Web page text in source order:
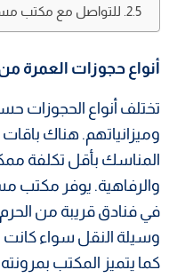
للتواصل مع مكتب
أنواع حجوزات العمرة
تختلف أنواع الحجوزات
وميزانياتهم. هناك
المناسك بأقل تكلفة
والرفاهية. يوفر مكتب
في فنادق قريبة من الحرم
وسيلة النقل سواء كانت
كما يتميز المكتب